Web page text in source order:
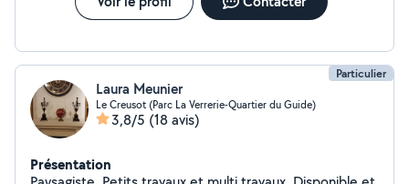
Particulier
Laura Meunier
Le Creusot (Parc La Verrerie-Quartier du Guide)
3,8/5 (18 avis)
Présentation